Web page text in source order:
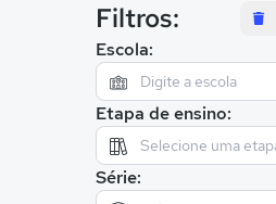
Filtros:
Escola:
Etapa de ensino:
Série: